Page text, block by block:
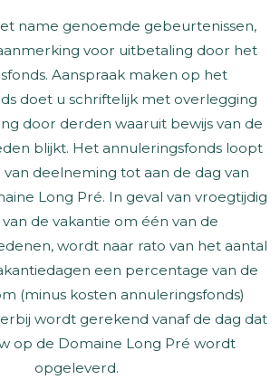
name genoemde gebeurtenissen,
voor uitbetaling door het
Aanspraak maken op het
doet u schriftelijk met overlegging
door derden waaruit bewijs van de
blijkt. Het annuleringsfonds loopt
deelneming tot aan de dag van
Long Pré. In geval van vroegtijdig
de vakantie om één van de
wordt naar rato van het aantal
een percentage van de
(minus kosten annuleringsfonds)
wordt gerekend vanaf de dag dat
op de Domaine Long Pré wordt
opgeleverd.